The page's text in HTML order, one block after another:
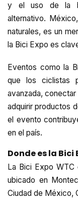
y el uso de la
alternativo.
naturales, es un
la Bici Expo es
Eventos como la
que los ciclistas
avanzada,
adquirir productos
el evento
en el país.
Donde es la Bici
La Bici Expo
ubicado en
Ciudad de México,